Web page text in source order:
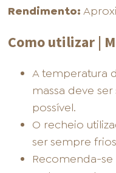
Rendimento:
Como utilizar |
A temperatura
massa deve
possível.
O recheio
ser sempre
Recomenda-